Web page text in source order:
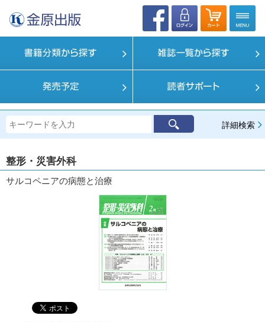
詳細検索
整形・災害外科
サルコペニアの病態と治療